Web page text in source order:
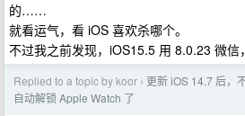
的……
就看运气，看 iOS 喜欢杀哪个。
不过我之前发现，iOS15.5 用 8.0.23 微信
Replied to a topic by koor › 更新 iOS 14.7 后，
自动解锁 Apple Watch 了